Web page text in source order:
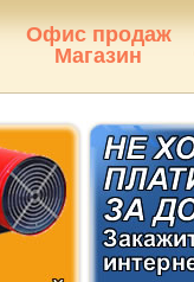
Офис продаж
Магазин